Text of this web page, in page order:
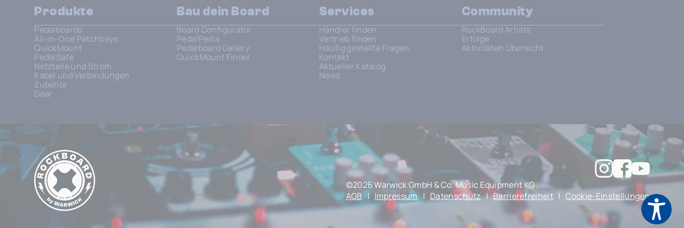
Produkte
Pedalboards
All-In-One Patchbays
QuickMount
PedalSafe
Netzteile und Strom
Kabel und Verbindungen
Zubehör
Gear
Bau dein Board
Board Configurator
PedalPedia
Pedalboard Gallery
QuickMount Finder
Services
Händler finden
Vertrieb finden
Häufig gestellte Fragen
Kontakt
Aktueller Katalog
News
Community
RockBoard Artists
Erfolge
Aktivitäten Übersicht
©2026 Warwick GmbH & Co. Music Equipment KG
AGB | Impressum | Datenschutz | Barrierefreiheit | Cookie-Einstellungen